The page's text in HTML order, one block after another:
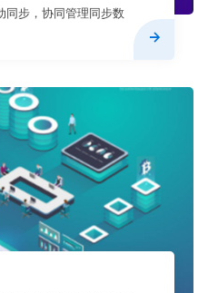
同步，协同管理同步数